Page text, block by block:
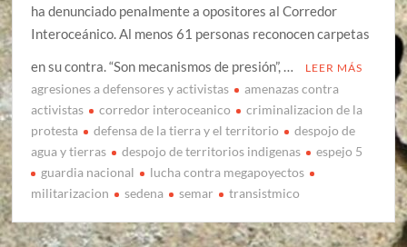
ha denunciado penalmente a opositores al Corredor
Interoceánico. Al menos 61 personas reconocen carpetas
en su contra. “Son mecanismos de presión”, …
LEER MÁS
agresiones a defensores y activistas
amenazas contra
activistas
corredor interoceanico
criminalizacion de la
protesta
defensa de la tierra y el territorio
despojo de
agua y tierras
despojo de territorios indigenas
espejo 5
guardia nacional
lucha contra megapoyectos
militarizacion
sedena semar transistmico